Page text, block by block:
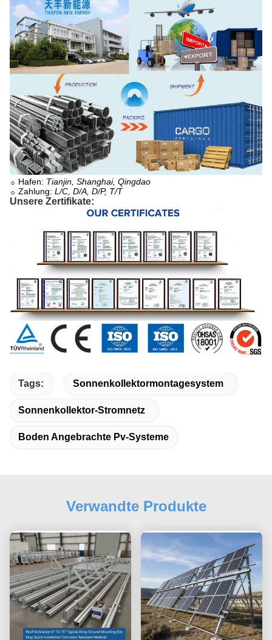
☼ Hafen: Tianjin, Shanghai, Qingdao
☼ Zahlung: L/C, D/A, D/P, T/T
Unsere Zertifikate:
Tags: Sonnenkollektormontagesystem
Sonnenkollektor-Stromnetz
Boden Angebrachte Pv-Systeme
Verwandte Produkte